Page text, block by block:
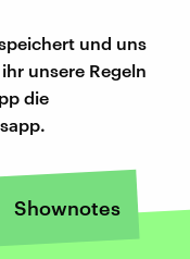
und uns
unsere Regeln
die
Shownotes